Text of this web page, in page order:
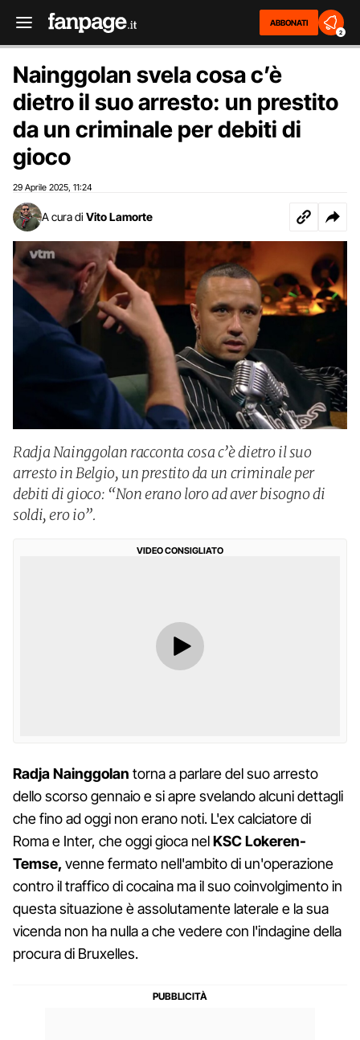
ABBONATI
2
Nainggolan svela cosa c’è
dietro il suo arresto: un prestito
da un criminale per debiti di
gioco
29 Aprile 2025 11:24
A cura di Vito Lamorte
Radja Nainggolan racconta cosa c’è dietro il suo
arresto in Belgio, un prestito da un criminale per
debiti di gioco: “Non erano loro ad aver bisogno di
soldi, ero io”.
VIDEO CONSIGLIATO
Radja Nainggolan torna a parlare del suo arresto
dello scorso gennaio e si apre svelando alcuni dettagli
che fino ad oggi non erano noti. L'ex calciatore di
Roma e Inter, che oggi gioca nelKSC Lokeren-
Temse, venne fermato nell'ambito di un'operazione
contro il traffico di cocaina ma il suo coinvolgimento in
questa situazione è assolutamente laterale e la sua
vicenda non ha nulla a che vedere con l'indagine della
procura di Bruxelles.